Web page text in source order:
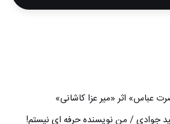
جوادی / من نویسنده حرفه ای نیستم!